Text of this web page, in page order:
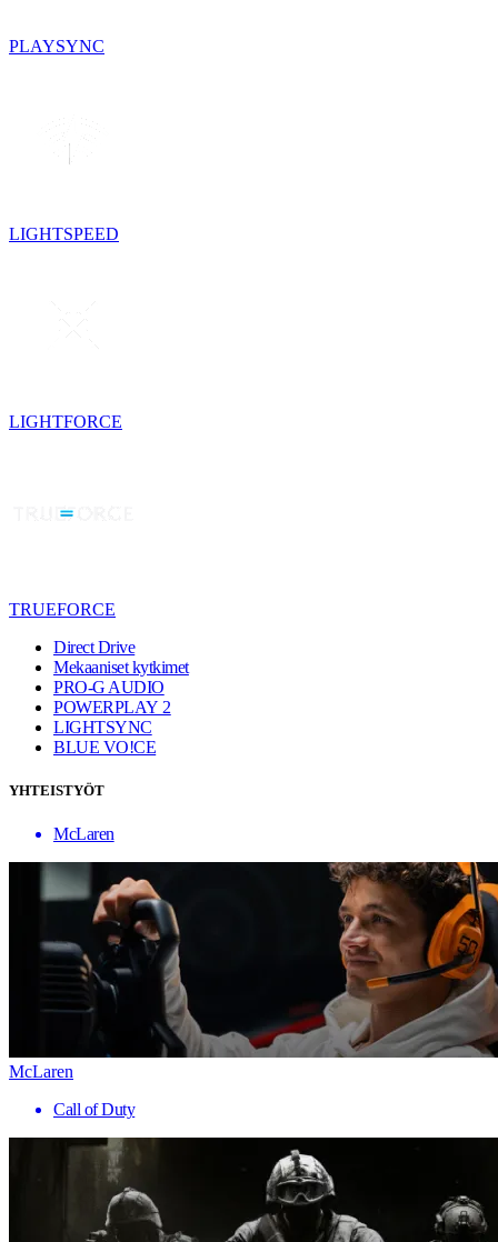
PLAYSYNC
LIGHTSPEED
LIGHTFORCE
TRUEFORCE
Direct Drive
Mekaaniset kytkimet
PRO-G AUDIO
POWERPLAY 2
LIGHTSYNC
BLUE VO!CE
YHTEISTYÖT
McLaren
McLaren
Call of Duty